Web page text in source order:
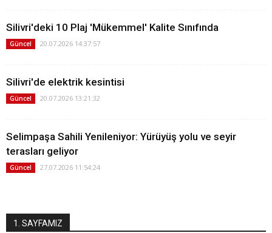
Silivri'deki 10 Plaj 'Mükemmel' Kalite Sınıfında
Güncel 20.07.2026 14:37:57
Silivri'de elektrik kesintisi
Güncel 20.07.2026 13:21:32
Selimpaşa Sahili Yenileniyor: Yürüyüş yolu ve seyir
terasları geliyor
Güncel 27.07.2026 11:54:24
1. SAYFAMIZ